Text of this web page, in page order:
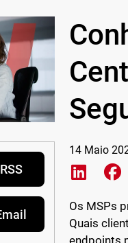
14 Maio
Share
Os MSPs
Quais
endpoints